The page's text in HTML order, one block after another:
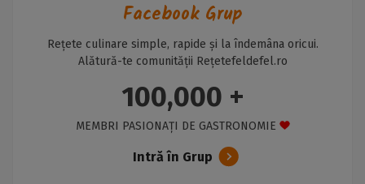
Facebook Grup
Rețete culinare simple, rapide și la îndemâna oricui.
Alătură-te comunității Rețetefeldefel.ro
100,000 +
MEMBRI PASIONAȚI DE GASTRONOMIE
Intră în Grup